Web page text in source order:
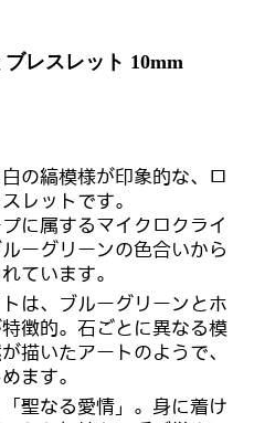
レスレット 10mm
の縞模様が印象的な、ロ
レットです。
に属するマイクロクライ
ーグリーンの色合いから
ています。
は、ブルーグリーンとホ
徴的。石ごとに異なる模
描いたアートのようで、
ます。
聖なる愛情」。身に着け